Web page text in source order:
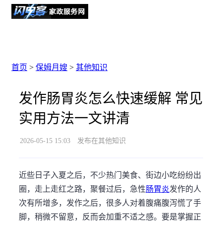
首页 > 保姆月嫂 > 其他知识
发作肠胃炎怎么快速缓解 常见
实用方法一文讲清
2026-05-15 15:03 发布在其他知识
近些日子入夏之后，不少热门美食、街边小吃纷纷出
圈，走上走红之路，聚餐过后，急性肠胃炎发作的人
次有所增多，发作之后，很多人对着腹痛腹泻慌了手
脚，稍微不留意，反而会加重不适之感。要是掌握正